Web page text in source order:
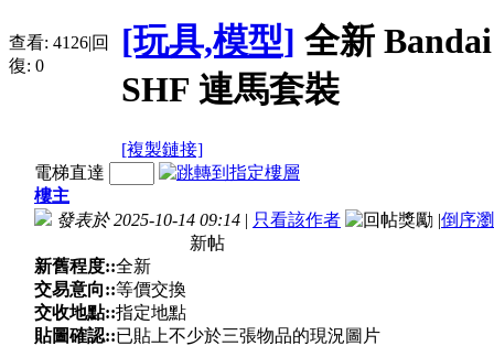
查看: 4126|回
復: 0
[玩具,模型] 全新
SHF 連馬套裝
[複製鏈接]
電梯直達
樓主
發表於 2025-10-14 09:14 | 只看該作者 |倒序
新帖
新舊程度::全新
交易意向::等價交換
交收地點::指定地點
貼圖確認::已貼上不少於三張物品的現況圖片